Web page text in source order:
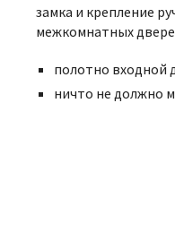
замка и крепление
межкомнатных
полотно входной
ничто не должно